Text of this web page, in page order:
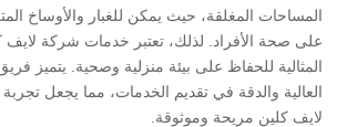
المساحات المغلقة، حيث يمكن للغبار والأوساخ
على صحة الأفراد. لذلك، تعتبر خدمات شركة لايف
المثالية للحفاظ على بيئة منزلية وصحية. يتميز
العالية والدقة في تقديم الخدمات، مما يجعل
لايف كلين مريحة وموثوقة.